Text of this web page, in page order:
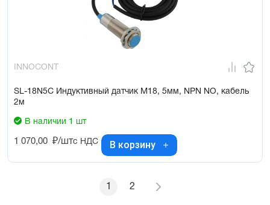
INNOCONT
SL-18N5C Индуктивный датчик М18, 5мм, NPN NO, кабель
2м
В наличии 1 шт
1 070,00 ₽/штс НДС В корзину
1 2